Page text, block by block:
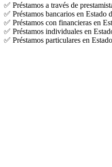
✅ Préstamos a través de
✅ Préstamos bancarios en Estado
✅ Préstamos con financieras en
✅ Préstamos individuales en
✅ Préstamos particulares en